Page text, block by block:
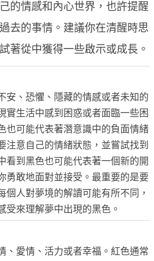
的情感和內心世界，也許提醒
去的事情。建議你在清醒時思
著從中獲得一些啟示或成長。
安、恐懼、隱藏的情感或者未知的
實生活中感到困惑或者面臨一些困
也可能代表著潛意識中的負面情緒
注意自己的情緒狀態，並嘗試找到
看到黑色也可能代表著一個新的開
勇敢地面對並接受。最重要的是要
個人對夢境的解讀可能有所不同，
受來理解夢中出現的黑色。
、愛情、活力或者幸福。紅色通常